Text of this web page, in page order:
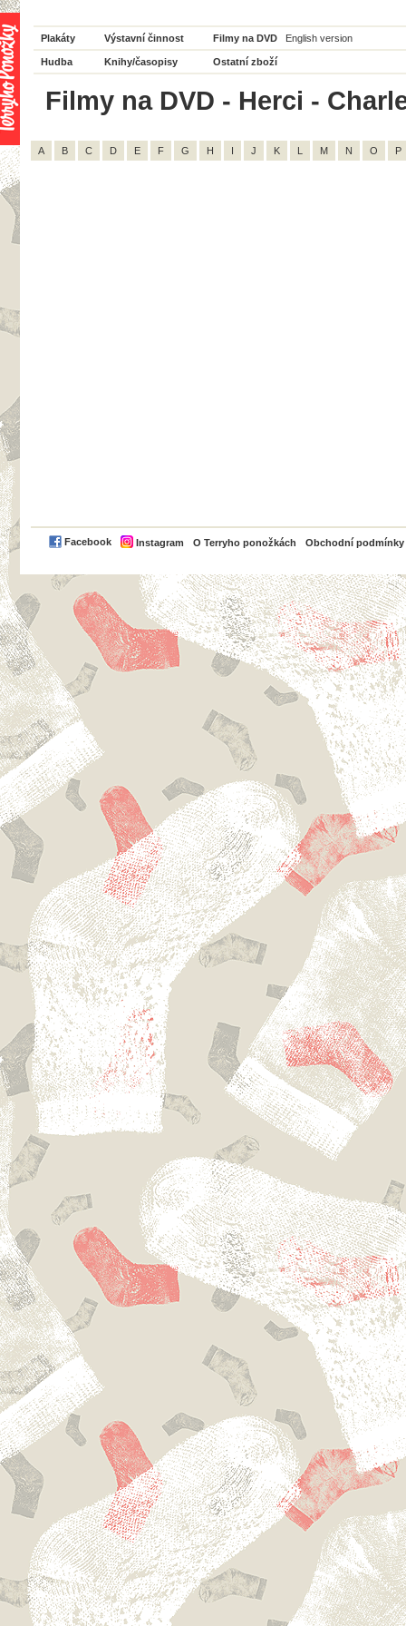
Plakáty Výstavní činnost Filmy na DVD English version
Hudba Knihy/časopisy Ostatní zboží
Filmy na DVD - Herci -
A B C D E F G H I J K L M N O P
Facebook Instagram O Terryho ponožkách Obchodní podmínky
PayPal